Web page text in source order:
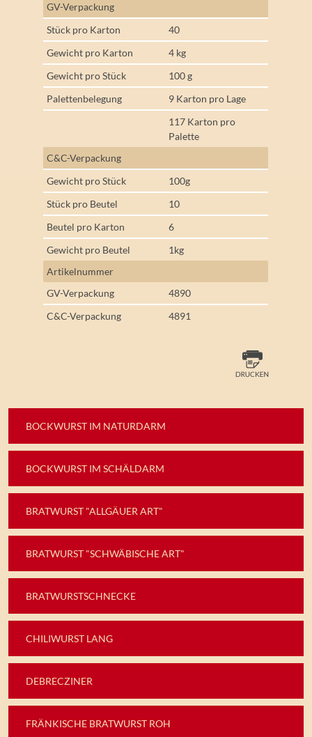
GV-Verpackung
Stück pro Karton
40
Gewicht pro Karton
4 kg
Gewicht pro Stück
100 g
Palettenbelegung
9 Karton pro Lage
117 Karton pro
Palette
C&C-Verpackung
Gewicht pro Stück
100g
Stück pro Beutel
10
Beutel pro Karton
6
Gewicht pro Beutel
1kg
Artikelnummer
GV-Verpackung
4890
C&C-Verpackung
4891
BOCKWURST IM NATURDARM
BOCKWURST IM SCHÄLDARM
BRATWURST "ALLGÄUER ART"
BRATWURST "SCHWÄBISCHE ART"
BRATWURSTSCHNECKE
CHILIWURST LANG
DEBRECZINER
FRÄNKISCHE BRATWURST ROH